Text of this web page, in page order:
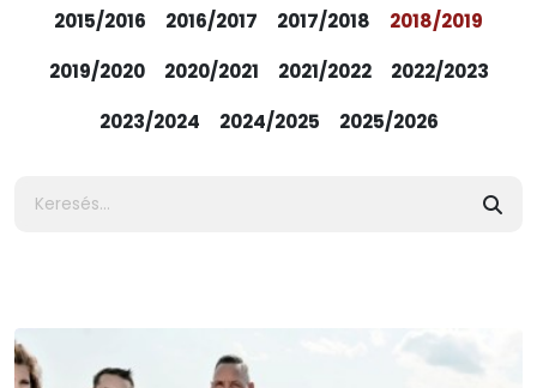
2015/2016
2016/2017 2017/2018
2018/2019
2019/2020
2020/2021 2021/2022
2022/2023
2023/2024
2024/2025 2025/2026